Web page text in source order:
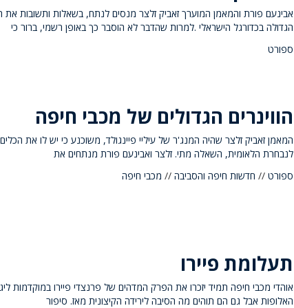
אבינעם פורת והמאמן המוערך זאביק זלצר מנסים לנתח, בשאלות ותשובות
הגדולה בכדורגל הישראלי .למרות שהדבר לא הוסבר כך באופן רשמי, ברור כי
ספורט
הווינרים הגדולים של מכבי חיפה
המאמן זאביק זלצר שהיה המנג'ר של עיליי פיינגולד, משוכנע כי יש לו את
לנבחרת הלאומית, השאלה מתי. זלצר ואבינעם פורת מנתחים את
ספורט // חדשות חיפה והסביבה // מכבי חיפה
תעלומת פיירו
אוהדי מכבי חיפה תמיד יזכרו את הפרק המדהים של פרנצדי פיירו במוקדמות
האלופות אבל גם הם תוהים מה הסיבה לירידה הקיצונית מאז. סיפור